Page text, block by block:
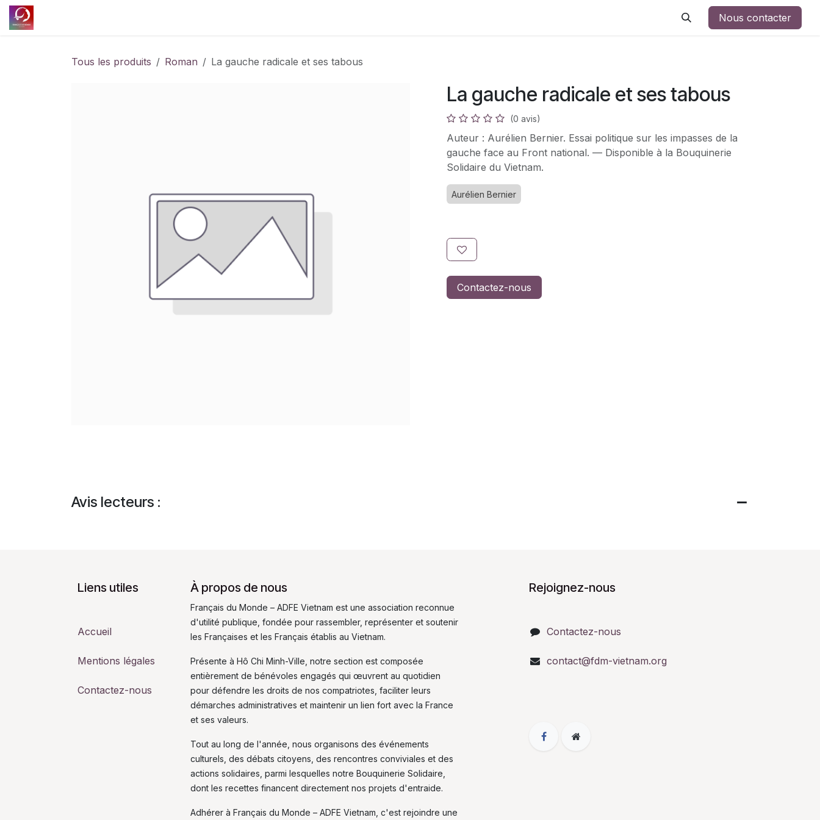
Se rendre au contenu
Nous contacter
Tous les produits Roman La gauche radicale et ses tabous
La gauche radicale et ses tabous
(0 avis)
Auteur : Aurélien Bernier. Essai politique sur les impasses de la
gauche face au Front national. — Disponible à la Bouquinerie
Solidaire du Vietnam.
Aurélien Bernier
Contactez-nous
Avis lecteurs :
Liens utiles
Accueil
Mentions légales
Contactez-nous
À propos de nous
Français du Monde – ADFE Vietnam est une association reconnue
d'utilité publique, fondée pour rassembler, représenter et soutenir
les Françaises et les Français établis au Vietnam.
Présente à Hô Chi Minh-Ville, notre section est composée
entièrement de bénévoles engagés qui œuvrent au quotidien
pour défendre les droits de nos compatriotes, faciliter leurs
démarches administratives et maintenir un lien fort avec la France
et ses valeurs.
Tout au long de l'année, nous organisons des événements
culturels, des débats citoyens, des rencontres conviviales et des
actions solidaires, parmi lesquelles notre Bouquinerie Solidaire,
dont les recettes financent directement nos projets d'entraide.
Adhérer à Français du Monde – ADFE Vietnam, c'est rejoindre une
Rejoignez-nous
Contactez-nous
contact@fdm-vietnam.org